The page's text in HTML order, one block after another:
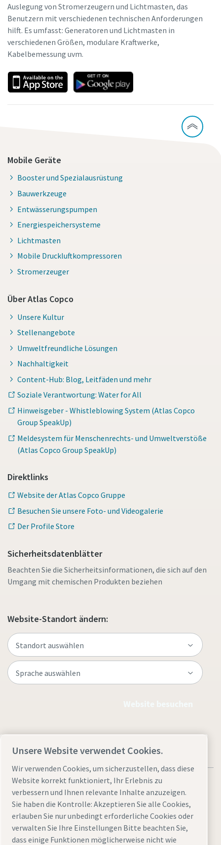
Auslegung von Stromerzeugern und Lichtmasten, das
Benutzern mit verschiedenen technischen Anforderungen
hilft. Es umfasst: Generatoren und Lichtmasten in
verschiedenen Größen, modulare Kraftwerke,
Kabelbemessung uvm.
Mobile Geräte
Booster und Spezialausrüstung
Bauwerkzeuge
Entwässerungspumpen
Energiespeichersysteme
Lichtmasten
Mobile Druckluftkompressoren
Stromerzeuger
Über Atlas Copco
Unsere Kultur
Stellenangebote
Umweltfreundliche Lösungen
Nachhaltigkeit
Content-Hub: Blog, Leitfäden und mehr
Soziale Verantwortung: Water for All
Hinweisgeber - Whistleblowing System (Atlas Copco
Group SpeakUp)
Meldesystem für Menschenrechts- und Umweltverstöße
(Atlas Copco Group SpeakUp)
Direktlinks
Website der Atlas Copco Gruppe
Besuchen Sie unsere Foto- und Videogalerie
Der Profile Store
Sicherheitsdatenblätter
Beachten Sie die Sicherheitsinformationen, die sich auf den
Umgang mit chemischen Produkten beziehen
Website-Standort ändern:
Rechtliche Hinweise und Datenschutzerklärung
Cookies verwalten Barrierefreiheit Sitemap
Unsere Website verwendet Cookies.
Wir verwenden Cookies, um sicherzustellen, dass diese
Website korrekt funktioniert, Ihr Erlebnis zu
verbessern und Ihnen relevante Inhalte anzuzeigen.
Sie haben die Kontrolle: Akzeptieren Sie alle Cookies,
erlauben Sie nur unbedingt erforderliche Cookies oder
verwalten Sie Ihre Einstellungen Bitte beachten Sie,
dass einige Funktionen möglicherweise nicht wie